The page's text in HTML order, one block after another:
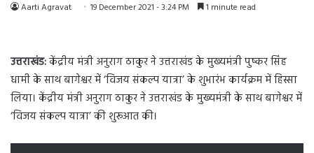
Aarti Agravat 19 December 2021 - 3:24 PM 1 minute read
उत्तराखंड:केंद्रीय मंत्री अनुराग ठाकुर ने उत्तराखंड के मुख्यमंत्री पुष्कर सिंह
धामी के साथ बागेश्वर में ‘विजय संकल्प यात्रा’ के शुभारंभ कार्यक्रम में हिस्सा
लिया। केंद्रीय मंत्री अनुराग ठाकुर ने उत्तराखंड के मुख्यमंत्री के साथ बागेश्वर में
‘विजय संकल्प यात्रा’ की शुरूआत की।